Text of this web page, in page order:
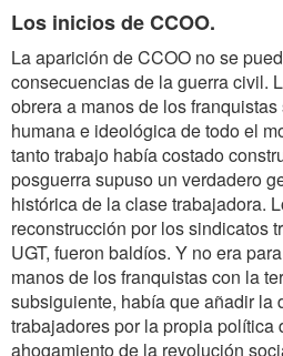
Los inicios de CCOO.
La aparición de CCOO no se
consecuencias de la guerra civil.
obrera a manos de los
humana e ideológica de todo el
tanto trabajo había costado
posguerra supuso un verdadero
histórica de la clase trabajadora.
reconstrucción por los sindicatos
UGT, fueron baldíos. Y no era
manos de los franquistas con la
subsiguiente, había que añadir la
trabajadores por la propia política
ahogamiento de la revolución